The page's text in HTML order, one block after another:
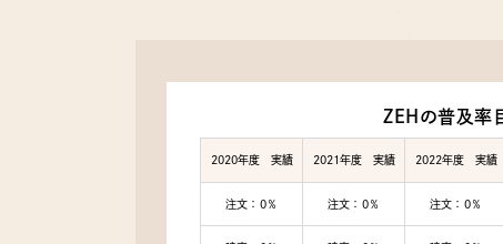
ZEHの普及率
2020年度 実績 2021年度 実績 2022年度 実績
注文：0％ 注文：0％ 注文：0％